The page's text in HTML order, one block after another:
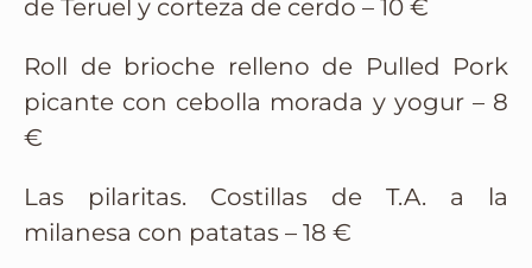
de Teruel y corteza de cerdo – 10 €
Roll de brioche relleno de Pulled Pork
picante con cebolla morada y yogur – 8
€
Las pilaritas. Costillas de T.A. a la
milanesa con patatas – 18 €